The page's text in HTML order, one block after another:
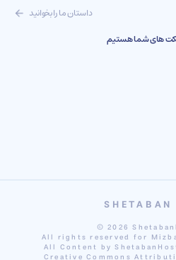
داستان ما را بخوانید
SHETABAN
© 2026
All rights reserved for
All Content by